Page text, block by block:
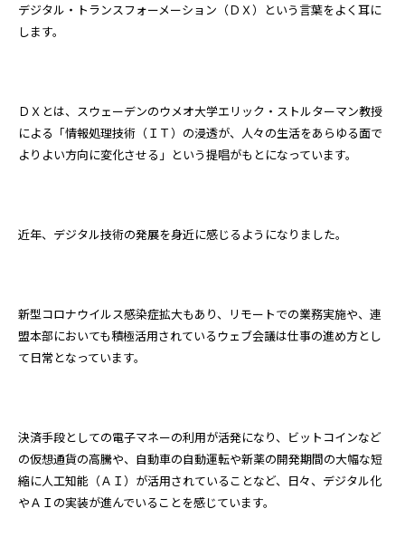
デジタル・トランスフォーメーション（ＤＸ）という言葉をよく耳に
します。
ＤＸとは、スウェーデンのウメオ大学エリック・ストルターマン教授
による「情報処理技術（ＩＴ）の浸透が、人々の生活をあらゆる面で
よりよい方向に変化させる」という提唱がもとになっています。
近年、デジタル技術の発展を身近に感じるようになりました。
新型コロナウイルス感染症拡大もあり、リモートでの業務実施や、連
盟本部においても積極活用されているウェブ会議は仕事の進め方とし
て日常となっています。
決済手段としての電子マネーの利用が活発になり、ビットコインなど
の仮想通貨の高騰や、自動車の自動運転や新薬の開発期間の大幅な短
縮に人工知能（ＡＩ）が活用されていることなど、日々、デジタル化
やＡＩの実装が進んでいることを感じています。